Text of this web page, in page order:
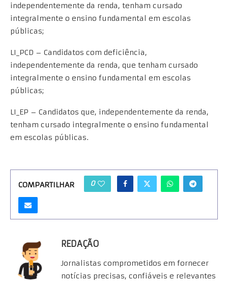
independentemente da renda, tenham cursado
integralmente o ensino fundamental em escolas
públicas;
LI_PCD – Candidatos com deficiência,
independentemente da renda, que tenham cursado
integralmente o ensino fundamental em escolas
públicas;
LI_EP – Candidatos que, independentemente da renda,
tenham cursado integralmente o ensino fundamental
em escolas públicas.
COMPARTILHAR 0
REDAÇÃO
Jornalistas comprometidos em fornecer
notícias precisas, confiáveis e relevantes